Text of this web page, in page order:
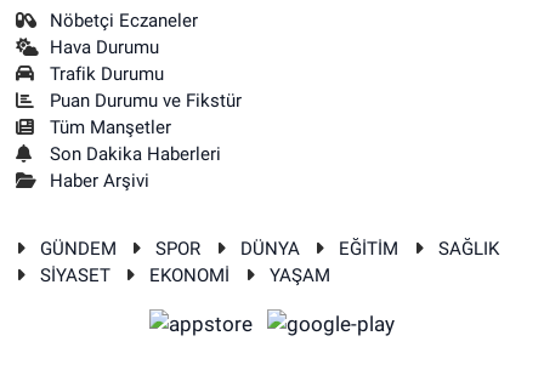
Nöbetçi Eczaneler
Hava Durumu
Trafik Durumu
Puan Durumu ve Fikstür
Tüm Manşetler
Son Dakika Haberleri
Haber Arşivi
GÜNDEM SPOR DÜNYA EĞİTİM
SAĞLIK
SİYASET
EKONOMİ YAŞAM